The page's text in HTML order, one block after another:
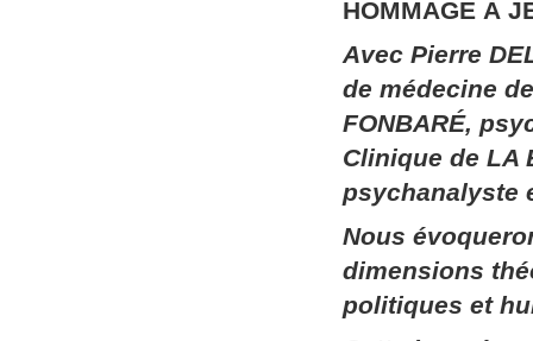
HOMMAGE À
Avec Pierre
de médecine
FONBARÉ,
Clinique de LA
psychanalyste
Nous
dimensions
politiques et